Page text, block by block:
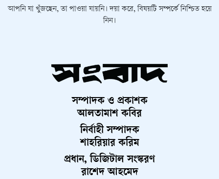
আপনি যা খুঁজছেন, তা পাওয়া যায়নি। দয়া করে, বিষয়টি সম্পর্কে নিশ্চিত হয়ে
নিন।
সম্পাদক ও প্রকাশক
আলতামাশ কবির
নির্বাহী সম্পাদক
শাহরিয়ার করিম
প্রধান, ডিজিটাল সংস্করণ
রাশেদ আহমেদ